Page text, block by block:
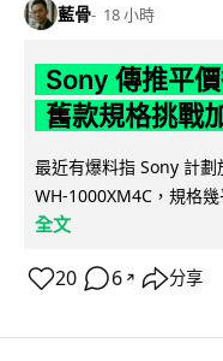
藍骨 18 小時
Sony 傳推平
舊款規格挑戰
最近有爆料指 Sony 計
WH-1000XM4C，規格
全文
20 6 ↗ 分享